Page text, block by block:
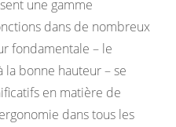
une gamme
dans de nombreux
fondamentale – le
bonne hauteur – se
en matière de
dans tous les